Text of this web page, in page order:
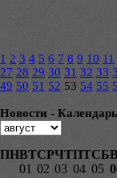
1 2 3 4 5 6 7 8 9 10 11
27 28 29 30 31 32 33
49 50 51 52 53 54 55
Новости - Календарь
ПНВТСРЧТПТСБ
01 02 03 04 05